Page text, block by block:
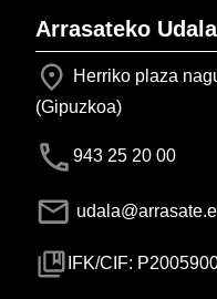
Arrasateko Udala
Herriko plaza
(Gipuzkoa)
943 25 20 00
IFK/CIF: